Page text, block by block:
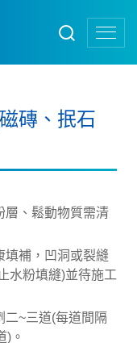
磚、抿石
層、鬆動物質需清
填補，凹洞或裂縫
水粉填縫)並待施工
二~三道(每道間隔
)。